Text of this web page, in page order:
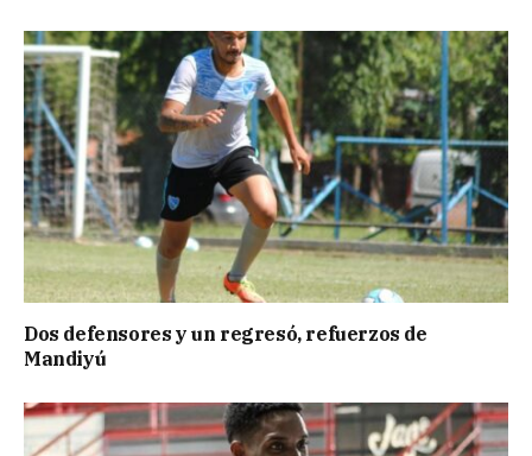
Dos defensores y un regresó, refuerzos de
Mandiyú